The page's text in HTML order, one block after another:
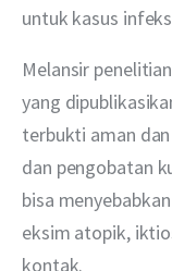
untuk kasus
Melansir
yang
terbukti aman
dan pengobatan
bisa
eksim atopik,
kontak.